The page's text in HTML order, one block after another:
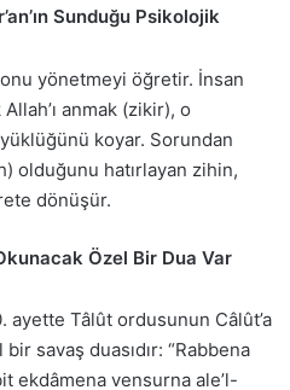
Sunduğu Psikolojik
yönetmeyi öğretir. İnsan
anmak (zikir), o
koyar. Sorundan
olduğunu hatırlayan zihin,
dönüşür.
Özel Bir Dua Var
ayette Tâlût ordusunun Câlût’a
savaş duasıdır: “Rabbena
ekdâmena vensurna ale’l-